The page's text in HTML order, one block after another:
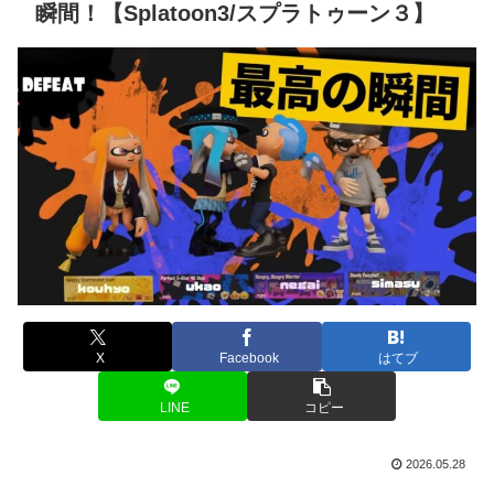
瞬間！【Splatoon3/スプラトゥーン３】
X Facebook はてブ
LINE コピー
2026.05.28